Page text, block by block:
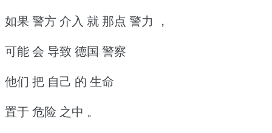
如果 警方 介入 就 那点 警力 ，
可能 会 导致 德国 警察
他们 把 自己 的 生命
置于 危险 之中 。